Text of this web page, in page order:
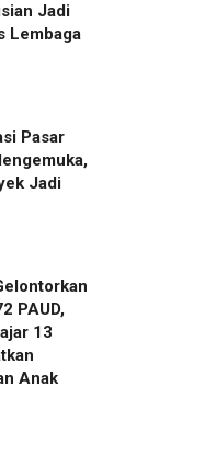
Jadi
Lembaga
Pasar
Jadi
PAUD,
13
Anak